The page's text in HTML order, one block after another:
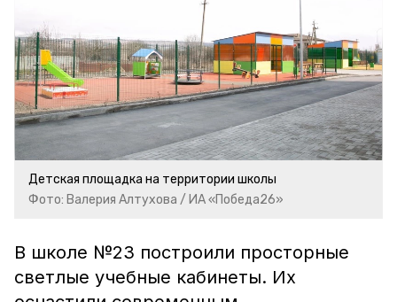
Детская площадка на территории школы
Фото: Валерия Алтухова / ИА «Победа26»
В школе №23 построили просторные
светлые учебные кабинеты. Их